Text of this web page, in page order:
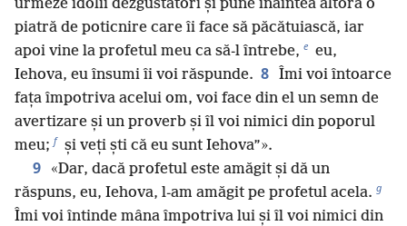
urmeze idolii dezgustători și pune înaintea altora o
piatră de poticnire care îi face să păcătuiască, iar
apoi vine la profetul meu ca să-l întrebe, e eu,
Iehova, eu însumi îi voi răspunde. 8 Îmi voi întoarce
fața împotriva acelui om, voi face din el un semn de
avertizare și un proverb și îl voi nimici din poporul
meu; f și veți ști că eu sunt Iehova”».
9
«Dar, dacă profetul este amăgit și dă un
răspuns, eu, Iehova, l-am amăgit pe profetul acela. g
Îmi voi întinde mâna împotriva lui și îl voi nimici din